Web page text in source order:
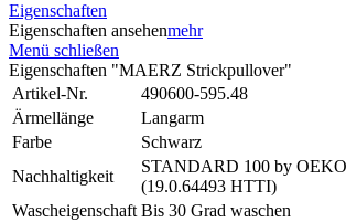
Eigenschaften
Eigenschaften ansehenmehr
Menü schließen
Eigenschaften "MAERZ Strickpullover"
Artikel-Nr.
490600-595.48
Ärmellänge
Langarm
Farbe
Schwarz
Nachhaltigkeit
STANDARD 100 by
(19.0.64493 HTTI)
Wascheigenschaft Bis 30 Grad waschen